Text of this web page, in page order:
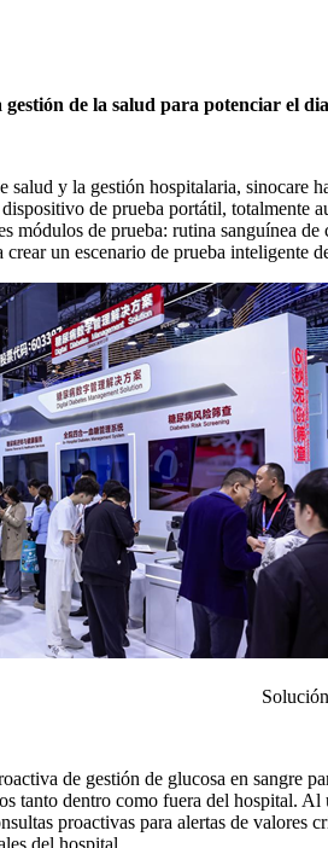
de la salud para potenciar el
salud y la gestión hospitalaria,
de prueba portátil, totalmente
módulos de prueba: rutina sanguínea
un escenario de prueba inteligente
de gestión de glucosa en sangre
tanto dentro como fuera del hospital.
proactivas para alertas de
del hospital.